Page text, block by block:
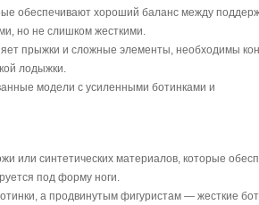
обеспечивают хороший баланс между
но не слишком жесткими.
прыжки и сложные элементы, необходимы
лодыжки.
модели с усиленными ботинками и
или синтетических материалов, которые
под форму ноги.
а продвинутым фигуристам — жесткие